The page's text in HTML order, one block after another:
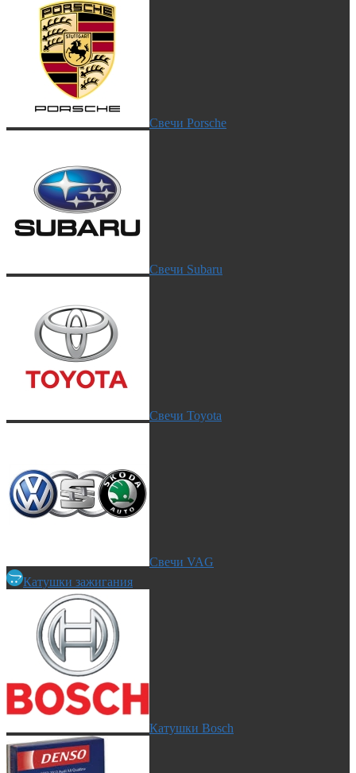
Свечи Porsche
Свечи Subaru
Свечи Toyota
Свечи VAG
Катушки зажигания
Катушки Bosch